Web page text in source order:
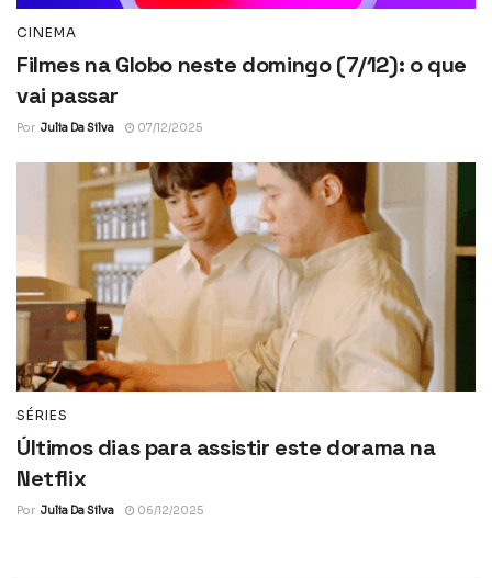
CINEMA
Filmes na Globo neste domingo (7/12): o que
vai passar
Por Julia Da Silva 07/12/2025
SÉRIES
Últimos dias para assistir este dorama na
Netflix
Por Julia Da Silva 06/12/2025